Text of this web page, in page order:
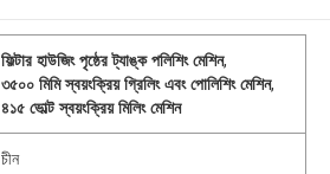
ফিল্টার হাউজিং পৃষ্ঠের ট্যাঙ্ক পলিশিং মেশিন,
৩৫০০ মিমি স্বয়ংক্রিয় গ্রিলিং এবং পোলিশিং মেশিন,
৪১৫ ভোল্ট স্বয়ংক্রিয় মিলিং মেশিন
চীন